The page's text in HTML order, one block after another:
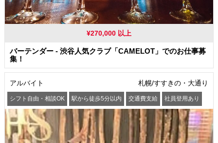
¥270,000 以上
バーテンダー - 渋谷人気クラブ「CAMELOT」でのお仕事募
集！
アルバイト 札幌/すすきの・大通り
シフト自由・相談OK 駅から徒歩5分以内 交通費支給 社員登用あり